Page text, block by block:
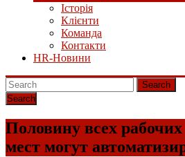
Історія
Клієнти
Команда
Контакти
HR-Новини
Search
Половину всех рабочих
мест могут